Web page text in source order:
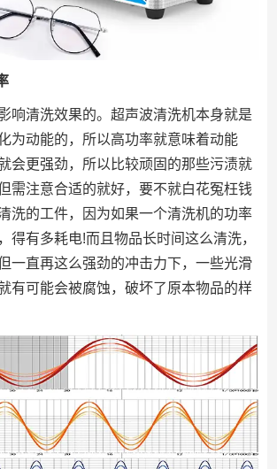
响清洗效果的。超声波清洗机本身就是
为动能的，所以高功率就意味着动能
会更强劲，所以比较顽固的那些污渍就
需注意合适的就好，要不就白花冤枉钱
洗的工件，因为如果一个清洗机的功率
得有多耗电!而且物品长时间这么清洗，
一直再这么强劲的冲击力下，一些光滑
有可能会被腐蚀，破坏了原本物品的样